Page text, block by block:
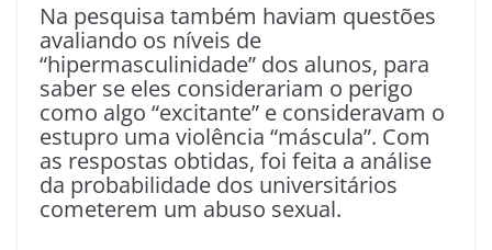
Na pesquisa também haviam questões
avaliando os níveis de
“hipermasculinidade” dos alunos, para
saber se eles considerariam o perigo
como algo “excitante” e consideravam o
estupro uma violência “máscula”. Com
as respostas obtidas, foi feita a análise
da probabilidade dos universitários
cometerem um abuso sexual.